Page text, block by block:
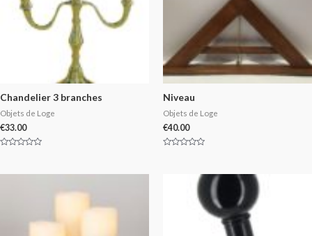
Chandelier 3 branches
Objets de Loge
€33.00
of
Niveau
Objets de Loge
€40.00